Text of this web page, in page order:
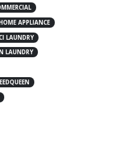
APPLIANCE
LAUNDRY
LAUNDRY